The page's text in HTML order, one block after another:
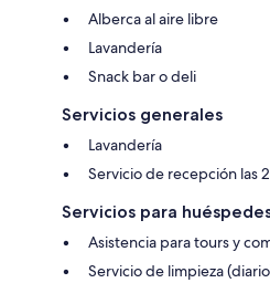
Alberca al aire libre
Lavandería
Snack bar o deli
Servicios generales
Lavandería
Servicio de recepción las
Servicios para
Asistencia para tours y
Servicio de limpieza